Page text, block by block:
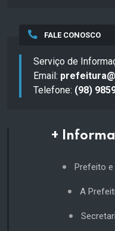
FALE CONOSCO
Serviço de
Email:
Telefone: (98)
+
Prefeito e
A